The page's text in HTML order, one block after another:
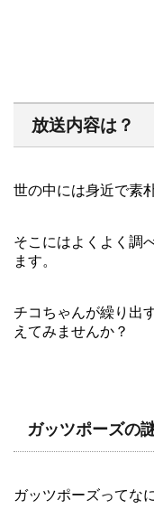
放送内容は？
世の中には身近で素
そこにはよくよく調
ます。
チコちゃんが繰り出
えてみませんか？
ガッツポーズの
ガッツポーズってな